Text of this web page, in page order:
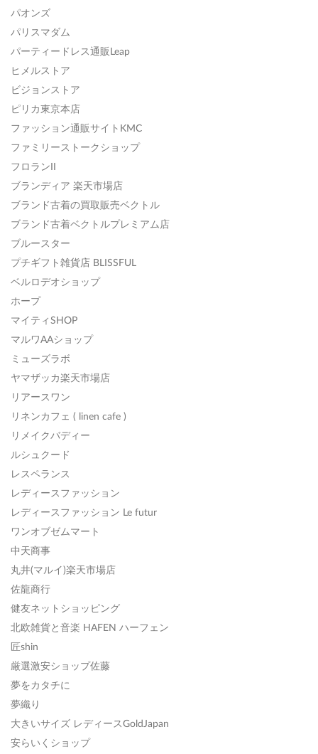
パオンズ
パリスマダム
パーティードレス通販Leap
ヒメルストア
ビジョンストア
ピリカ東京本店
ファッション通販サイトKMC
ファミリーストークショップ
フロランII
ブランディア 楽天市場店
ブランド古着の買取販売ベクトル
ブランド古着ベクトルプレミアム店
ブルースター
プチギフト雑貨店 BLISSFUL
ベルロデオショップ
ホープ
マイティSHOP
マルワAAショップ
ミューズラボ
ヤマザッカ楽天市場店
リアースワン
リネンカフェ ( linen cafe )
リメイクバディー
ルシュクード
レスペランス
レディースファッション
レディースファッション Le futur
ワンオブゼムマート
中天商事
丸井(マルイ)楽天市場店
佐龍商行
健友ネットショッピング
北欧雑貨と音楽 HAFEN ハーフェン
匠shin
厳選激安ショップ佐藤
夢をカタチに
夢織り
大きいサイズ レディースGoldJapan
安らいくショップ